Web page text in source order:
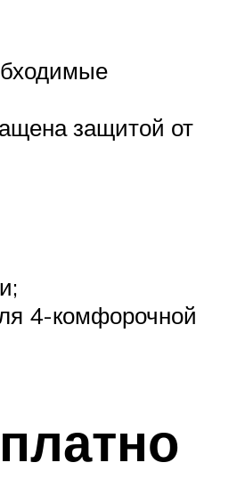
защитой от
4-комфорочной